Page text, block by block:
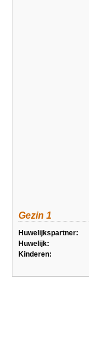
Gezin 1
Huwelijkspartner:
Huwelijk:
Kinderen: